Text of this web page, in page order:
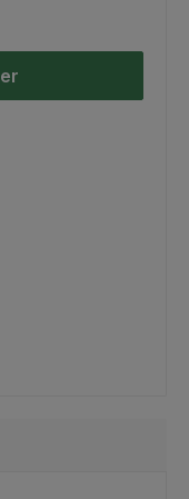
les boutons pour